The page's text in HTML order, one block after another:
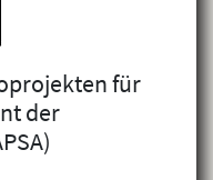
für
der